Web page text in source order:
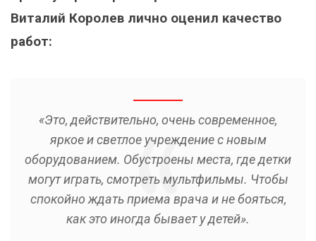
Виталий Королев лично оценил качество
работ:
«Это, действительно, очень современное,
яркое и светлое учреждение с новым
оборудованием. Обустроены места, где детки
могут играть, смотреть мультфильмы. Чтобы
спокойно ждать приема врача и не бояться,
как это иногда бывает у детей».